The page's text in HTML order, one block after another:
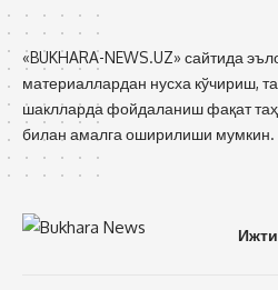
«BUKHARA-NEWS.UZ» сайтида
материаллардан нусха кўчириш,
шаклларда фойдаланиш фақат
билан амалга оширилиши мумкин.